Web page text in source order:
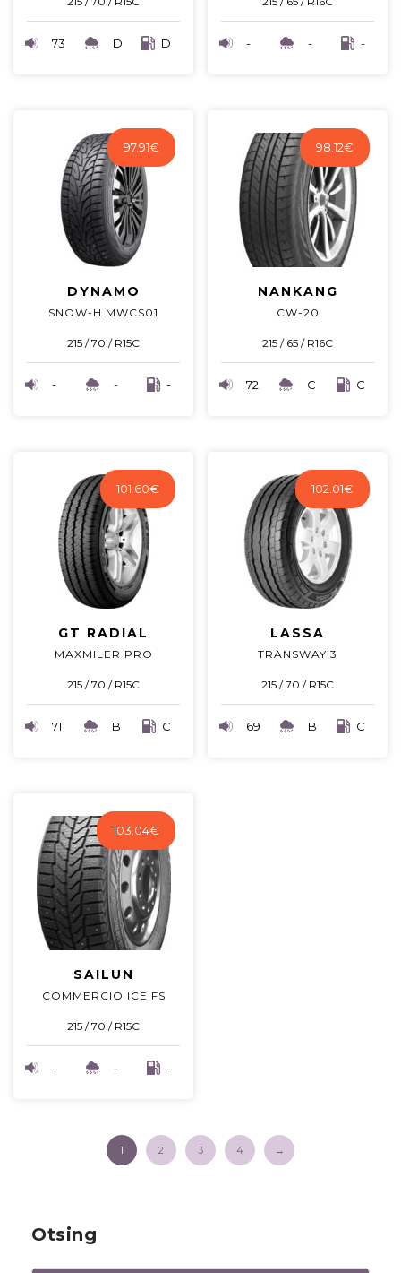
73 D D - - -
97.91€
DYNAMO
SNOW-H MWCS01
215 / 70 / R15C
- - -
98.12€
NANKANG
CW-20
215 / 65 / R16C
72 C C
101.60€
GT RADIAL
MAXMILER PRO
215 / 70 / R15C
71 B C
102.01€
LASSA
TRANSWAY 3
215 / 70 / R15C
69 B C
103.04€
SAILUN
COMMERCIO ICE FS
215 / 70 / R15C
- - -
1 2 3 4 →
Otsing